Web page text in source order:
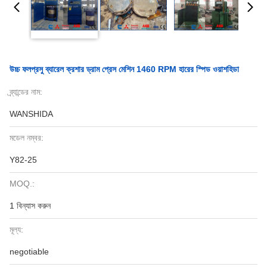
উচ্চ ফলপ্রসু ব্যারেল ক্রশার ড্রাম প্রেস মেশিন 1460 RPM হারের স্পিড ওয়াশহিডা
ব্র্যান্ডের নাম:
WANSHIDA
মডেল নম্বর:
Y82-25
MOQ.:
1 বিন্যাস করুন
মূল্য:
negotiable